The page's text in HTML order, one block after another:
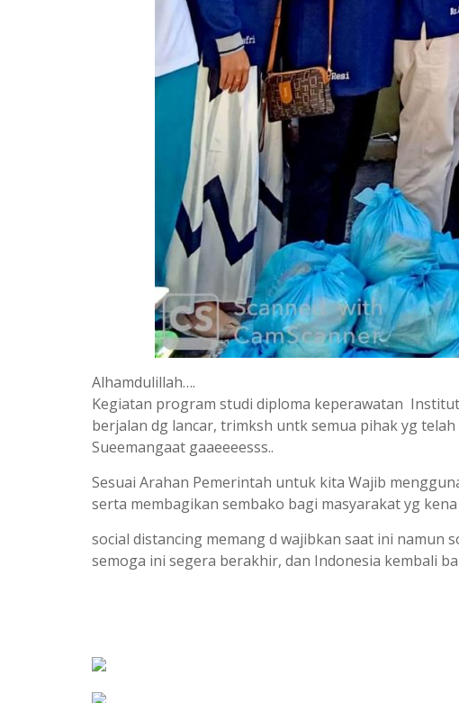
Alhamdulillah….
Kegiatan program studi diploma keperawatan
berjalan dg lancar, trimksh untk semua pihak yg
Sueemangaat gaaeeeesss..
Sesuai Arahan Pemerintah untuk kita Wajib
serta membagikan sembako bagi masyarakat yg kena
social distancing memang d wajibkan saat ini namun
semoga ini segera berakhir, dan Indonesia kembali